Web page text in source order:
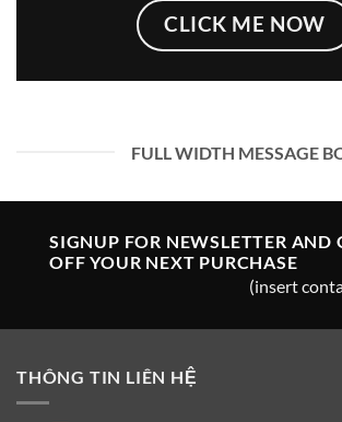
CLICK ME NOW
FULL WIDTH MESSAGE
SIGNUP FOR NEWSLETTER AND
OFF YOUR NEXT PURCHASE
(insert
THÔNG TIN LIÊN HỆ